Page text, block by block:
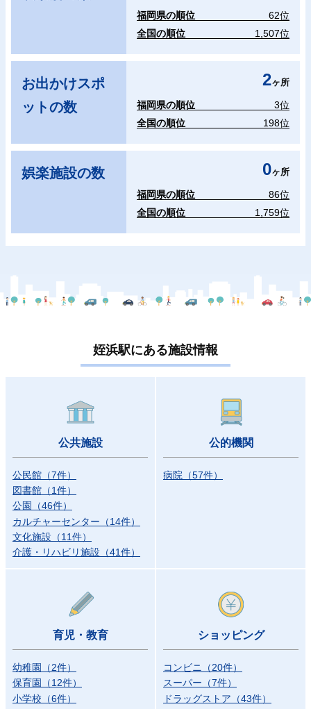
福岡県の順位
62位
全国の順位
1,507位
お出かけスポ
ットの数
2ヶ所
福岡県の順位
3位
全国の順位
198位
娯楽施設の数 0ヶ所
福岡県の順位
86位
全国の順位
1,759位
姪浜駅にある施設情報
公共施設
公民館 （7件）
図書館 （1件）
公園
（46件）
カルチャーセンター （14件）
文化施設 （11件）
介護・リハビリ施設 （41件）
公的機関
病院 （57件）
育児・教育
幼稚園 （2件）
保育園
（12件）
小学校 （6件）
ショッピング
コンビニ （20件）
スーパー （7件）
ドラッグストア （43件）